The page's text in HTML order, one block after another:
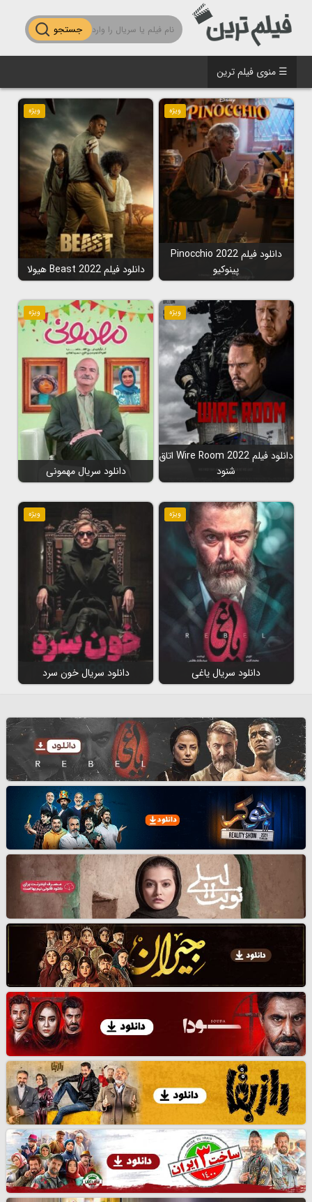
جستجو
☰ منوی فیلم ترین
ویژه
دانلود فیلم Pinocchio 2022
پینوکیو
ویژه
دانلود فیلم Beast 2022 هیولا
ویژه
دانلود فیلم Wire Room 2022 اتاق
شنود
ویژه
دانلود سریال مهمونی
ویژه
دانلود سریال یاغی
ویژه
دانلود سریال خون سرد